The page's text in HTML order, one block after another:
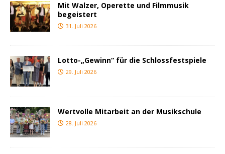
Mit Walzer, Operette und Filmmusik
begeistert
31. Juli 2026
Lotto-„Gewinn“ für die Schlossfestspiele
29. Juli 2026
Wertvolle Mitarbeit an der Musikschule
28. Juli 2026